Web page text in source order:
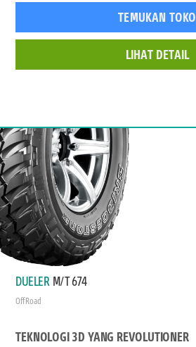
TEMUKAN TOKO
LIHAT DETAIL
DUELER M/T 674
Off Road
TEKNOLOGI 3D YANG REVOLUTIONER